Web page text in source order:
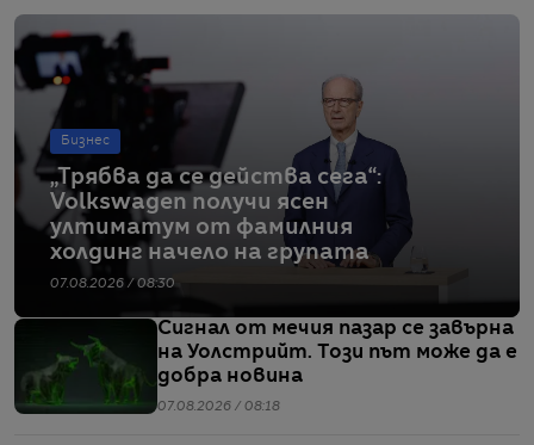
Бизнес
„Трябва да се действа сега“:
Volkswagen получи ясен
ултиматум от фамилния
холдинг начело на групата
07.08.2026 / 08:30
Сигнал от мечия пазар се завърна
на Уолстрийт. Този път може да е
добра новина
07.08.2026 / 08:18